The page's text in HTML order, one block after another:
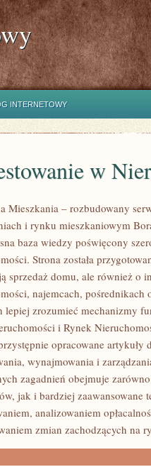
INTERNETOWY
w
Mieszkania – rozbudowany
i rynku mieszkaniowym
baza wiedzy poświęcony
Strona została
sprzedaż domu, ale również o
najemcach,
lepiej zrozumieć mechanizmy
i Rynek
opracowane artykuły
wynajmowania i
zagadnień obejmuje
jak i bardziej zaawansowane
analizowaniem
zmian zachodzących na